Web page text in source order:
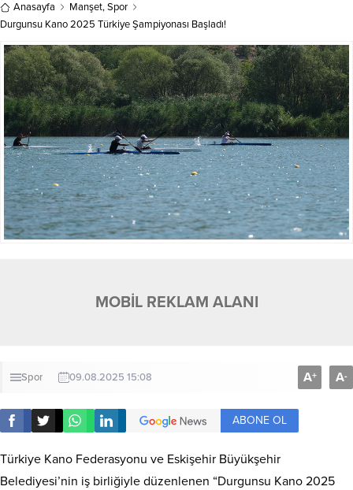
Anasayfa Manşet,Spor
Durgunsu Kano 2025 Türkiye Şampiyonası Başladı!
MOBİL REKLAM ALANI
Spor 09.08.2025 15:08 A+ A-
ABONE OL
Türkiye Kano Federasyonu ve Eskişehir Büyükşehir
Belediyesi’nin iş birliğiyle düzenlenen “Durgunsu Kano 2025